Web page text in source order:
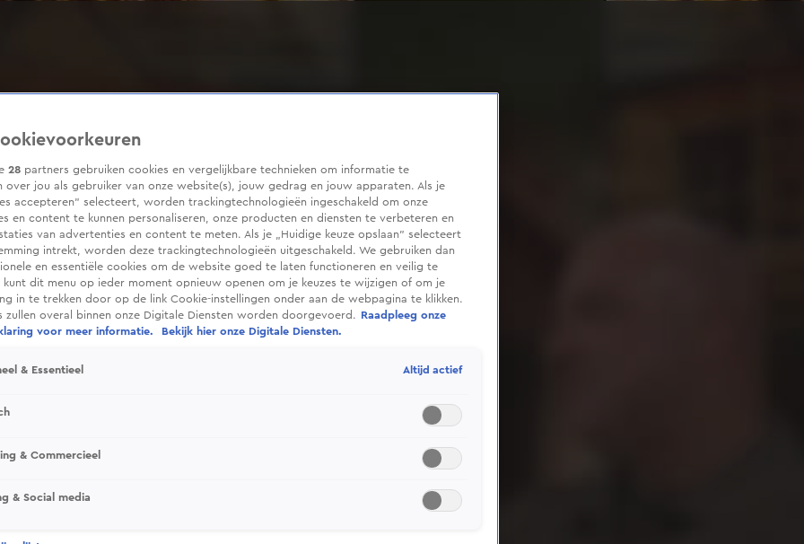
Deze video is niet beschikbaar op je huidige locatie
28 partners gebruiken cookies en vergelijkbare technieken om informatie te
over jou als gebruiker van onze website(s), jouw gedrag en jouw apparaten. Als je
accepteren” selecteert, worden trackingtechnologieën ingeschakeld om onze
en content te kunnen personaliseren, onze producten en diensten te verbeteren en
van advertenties en content te meten. Als je „Huidige keuze opslaan” selecteert
intrekt, worden deze trackingtechnologieën uitgeschakeld. We gebruiken dan
en essentiële cookies om de website goed te laten functioneren en veilig te
kunt dit menu op ieder moment opnieuw openen om je keuzes te wijzigen of om je
in te trekken door op de link Cookie-instellingen onder aan de webpagina te klikken.
zullen overal binnen onze Digitale Diensten worden doorgevoerd.
Raadpleeg onze
voor meer informatie.
Bekijk hier onze Digitale Diensten.
& Essentieel Altijd actief
& Commercieel
& Social media